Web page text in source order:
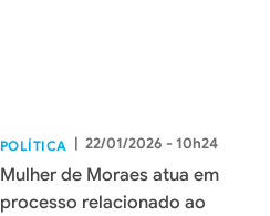
POLÍTICA | 22/01/2026 - 10h24
Mulher de Moraes atua em
processo relacionado ao